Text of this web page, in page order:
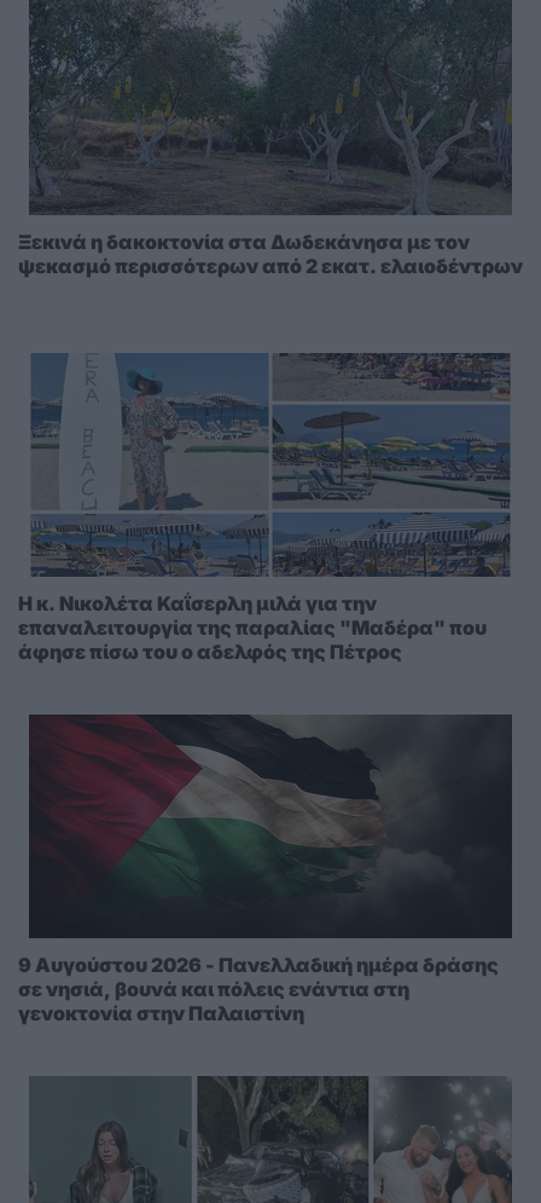
Ξεκινά η δακοκτονία στα Δωδεκάνησα με τον
ψεκασμό περισσότερων από 2 εκατ. ελαιοδέντρων
Η κ. Νικολέτα Καΐσερλη μιλά για την
επαναλειτουργία της παραλίας "Μαδέρα" που
άφησε πίσω του ο αδελφός της Πέτρος
9 Αυγούστου 2026 - Πανελλαδική ημέρα δράσης
σε νησιά, βουνά και πόλεις ενάντια στη
γενοκτονία στην Παλαιστίνη